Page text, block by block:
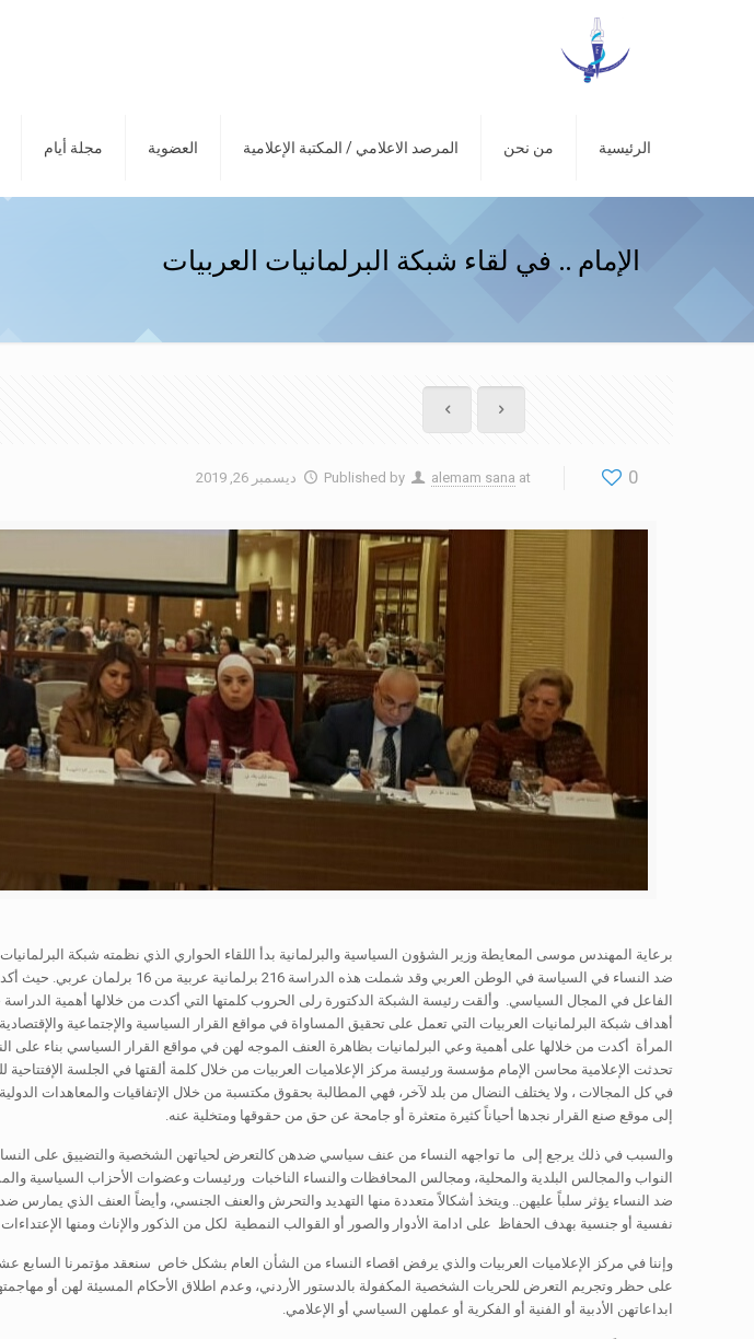
الرئيسية من نحن المرصد الاعلامي / المكتبة الإعلامية العضوية مجلة أيام
الإمام .. في لقاء شبكة البرلمانيات العربيات
0
Published by alemam sana at ديسمبر 26, 2019
برعاية المهندس موسى المعايطة وزير الشؤون السياسية والبرلمانية بدأ اللقاء الحواري الذي نظمته شبكة
ضد النساء في السياسة في الوطن
الفاعل في المجال السياسي. وألقت رئيسة الشبكة الدكتورة رلى الحروب كلمتها التي أكدت من خلالها أهمية
أهداف شبكة البرلمانيات العربيات التي تعمل على تحقيق المساواة في مواقع القرار السياسية والإجتماعية
المرأة أكدت من خلالها على أهمية وعي البرلمانيات بظاهرة العنف الموجه لهن في مواقع القرار السياسي بناء على
تحدثت الإعلامية محاسن الإمام مؤسسة ورئيسة مركز الإعلاميات العربيات من خلال كلمة ألقتها في الجلسة الإفتتاحية
في كل المجالات ، ولا يختلف النضال من بلد لآخر، فهي المطالبة بحقوق مكتسبة من خلال الإتفاقيات والمعاهدات
إلى موقع صنع القرار نجدها أحياناً كثيرة متعثرة أو جامحة عن حق من حقوقها ومتخلية عنه.
والسبب في ذلك يرجع إلى ما تواجهه النساء من عنف سياسي ضدهن كالتعرض لحياتهن الشخصية والتضييق على
النواب والمجالس البلدية والمحلية، ومجالس المحافظات والنساء الناخبات ورئيسات وعضوات الأحزاب السياسية
ضد النساء يؤثر سلباً عليهن.. ويتخذ أشكالاً متعددة منها التهديد والتحرش والعنف الجنسي، وأيضاً العنف الذي يمارس
نفسية أو جنسية بهدف الحفاظ على ادامة الأدوار والصور أو القوالب النمطية لكل من الذكور والإناث ومنها
وإننا في مركز الإعلاميات العربيات والذي يرفض اقصاء النساء من الشأن العام بشكل خاص سنعقد مؤتمرنا السابع
على حظر وتجريم التعرض للحريات الشخصية المكفولة بالدستور الأردني، وعدم اطلاق الأحكام المسيئة لهن أو
ابداعاتهن الأدبية أو الفنية أو الفكرية أو عملهن السياسي أو الإعلامي.